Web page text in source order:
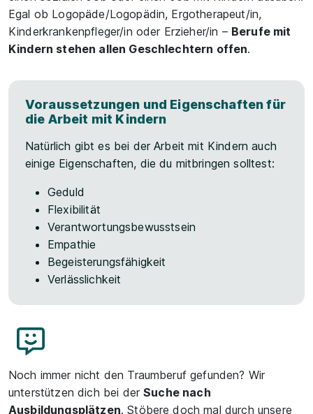
Egal ob Logopäde/Logopädin, Ergotherapeut/in,
Kinderkrankenpfleger/in oder Erzieher/in – Berufe mit
Kindern stehen allen Geschlechtern offen.
Voraussetzungen und Eigenschaften für
die Arbeit mit Kindern
Natürlich gibt es bei der Arbeit mit Kindern auch
einige Eigenschaften, die du mitbringen solltest:
Geduld
Flexibilität
Verantwortungsbewusstsein
Empathie
Begeisterungsfähigkeit
Verlässlichkeit
Noch immer nicht den Traumberuf gefunden? Wir
unterstützen dich bei derSuche nach
Ausbildungsplätzen. Stöbere doch mal durch unsere